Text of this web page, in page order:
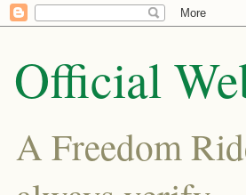
Official
A Freedom